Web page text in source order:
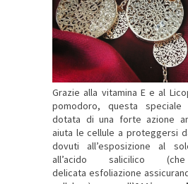
Grazie alla vitamina E e al
pomodoro, questa
dotata di una forte azione
aiuta le cellule a proteggersi
dovuti all’esposizione al
all’acido salicilico
delicata esfoliazione